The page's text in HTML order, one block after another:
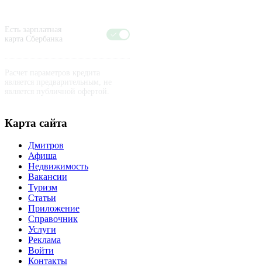
Есть зарплатная
карта Сбербанка
Карта сайта
Дмитров
Афиша
Недвижимость
Вакансии
Туризм
Статьи
Приложение
Справочник
Услуги
Реклама
Войти
Контакты